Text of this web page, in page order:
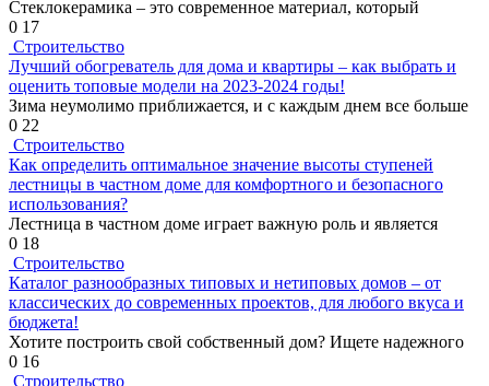
Стеклокерамика – это современное материал, который
0 17
Строительство
Лучший обогреватель для дома и квартиры – как выбрать и
оценить топовые модели на 2023-2024 годы!
Зима неумолимо приближается, и с каждым днем все больше
0 22
Строительство
Как определить оптимальное значение высоты ступеней
лестницы в частном доме для комфортного и безопасного
использования?
Лестница в частном доме играет важную роль и является
0 18
Строительство
Каталог разнообразных типовых и нетиповых домов – от
классических до современных проектов, для любого вкуса и
бюджета!
Хотите построить свой собственный дом? Ищете надежного
0 16
Строительство